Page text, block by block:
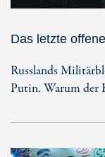
Das letzte
Russlands
Putin. Warum der